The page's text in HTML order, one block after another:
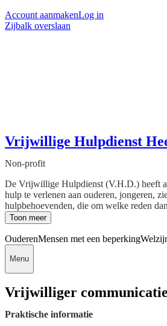
Account aanmakenLog in
Zijbalk overslaan
Vrijwillige Hulpdienst
Non-profit
De Vrijwillige Hulpdienst (V.H.D.) heeft
hulp te verlenen aan ouderen, jongeren,
hulpbehoevenden, die om welke reden
Toon meer
OuderenMensen met een beperking
Menu
Vrijwilliger communicatie
Praktische informatie